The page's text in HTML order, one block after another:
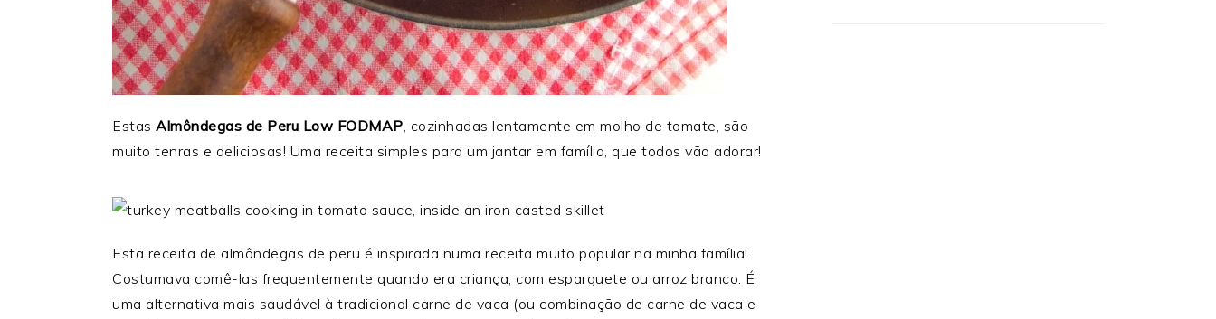
Estas Almôndegas de Peru Low FODMAP, cozinhadas lentamente em molho de tomate, são
muito tenras e deliciosas! Uma receita simples para um jantar em família, que todos vão adorar!
Esta receita de almôndegas de peru é inspirada numa receita muito popular na minha família!
Costumava comê-las frequentemente quando era criança, com esparguete ou arroz branco. É
uma alternativa mais saudável à tradicional carne de vaca (ou combinação de carne de vaca e